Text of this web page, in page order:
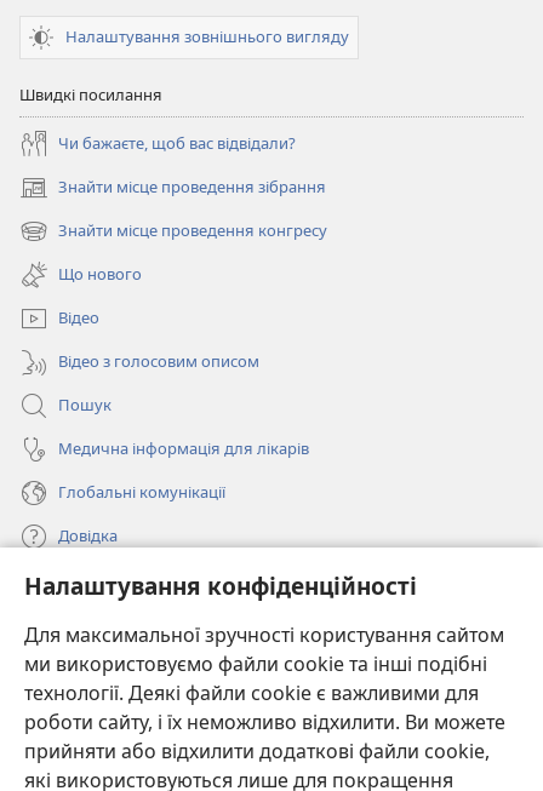
Налаштування конфіденційності
Для максимальної зручності користування сайтом
ми використовуємо файли cookie та інші подібні
технології. Деякі файли cookie є важливими для
роботи сайту, і їх неможливо відхилити. Ви можете
прийняти або відхилити додаткові файли cookie,
які використовуються лише для покращення
Налаштування зовнішнього вигляду
Швидкі посилання
Чи бажаєте, щоб вас відвідали?
Знайти місце проведення зібрання
(відкривається
у
новому
вікні)
Знайти місце проведення конгресу
(відкривається
новому
вікні)
Що нового
Відео
Відео з голосовим описом
Пошук
Медична інформація для лікарів
Глобальні комунікації
Довідка
Пожертви
(відкривається
у
новому
вікні)
ОНЛАЙН-БІБЛІОТЕКА Товариства «Вартова башта»™
(відкривається
у
новому
вікні)
JW Hub ®
(відкривається
у
новомуJW Library